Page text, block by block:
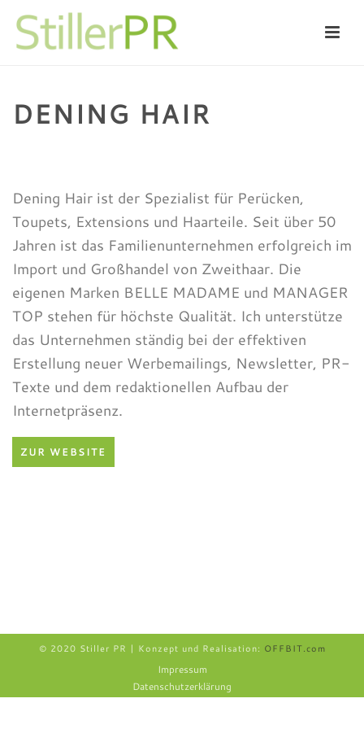
DENING HAIR
Dening Hair ist der Spezialist für Perücken,
Toupets, Extensions und Haarteile. Seit über 50
Jahren ist das Familienunternehmen erfolgreich im
Import und Großhandel von Zweithaar. Die
eigenen Marken BELLE MADAME und MANAGER
TOP stehen für höchste Qualität. Ich unterstütze
das Unternehmen ständig bei der effektiven
Erstellung neuer Werbemailings, Newsletter, PR-
Texte und dem redaktionellen Aufbau der
Internetpräsenz.
ZUR WEBSITE
© 2020 Stiller PR | Konzept und Realisation: OFFBIT.com
Impressum
Datenschutzerklärung